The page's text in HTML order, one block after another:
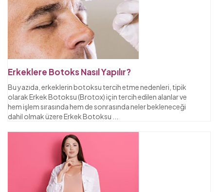
Erkeklere Botoks Nasıl Yapılır?
Bu yazıda, erkeklerin botoksu tercih etme nedenleri, tipik
olarak Erkek Botoksu (Brotox) için tercih edilen alanlar ve
hem işlem sırasında hem de sonrasında neler bekleneceği
dahil olmak üzere Erkek Botoksu